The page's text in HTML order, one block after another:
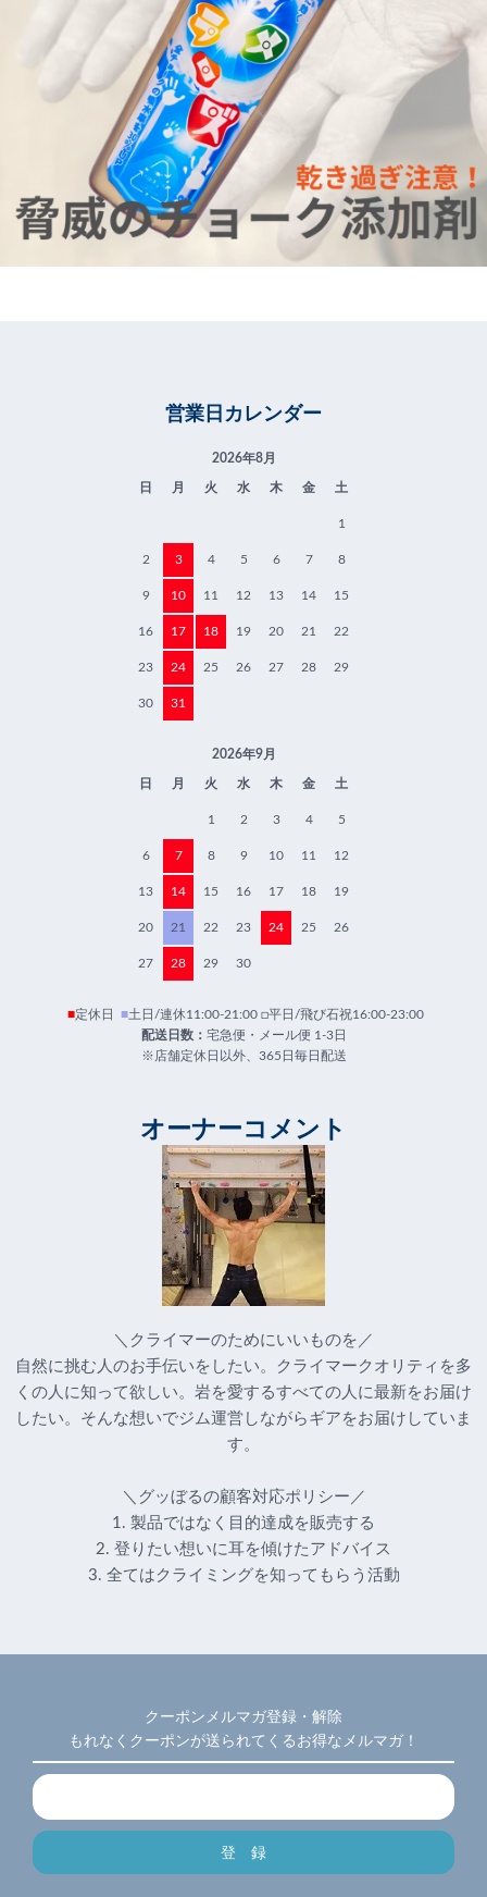
営業日カレンダー
2026年8月
日 月 火 水 木 金 土
1
2 3 4 5 6 7 8
9 10 11 12 13 14 15
16 17 18 19 20 21 22
23 24 25 26 27 28 29
30 31
2026年9月
日 月 火 水 木 金 土
1 2 3 4 5
6 7 8 9 10 11 12
13 14 15 16 17 18 19
20 21 22 23 24 25 26
27 28 29 30
■定休日 ■土日/連休11:00-21:00 □平日/飛び石祝16:00-23:00
配送日数： 宅急便・メール便 1-3日
※店舗定休日以外、365日毎日配送
オーナーコメント
＼クライマーのためにいいものを／
自然に挑む人のお手伝いをしたい。クライマークオリティを多
くの人に知って欲しい。岩を愛するすべての人に最新をお届け
したい。そんな想いでジム運営しながらギアをお届けしていま
す。
＼グッぼるの顧客対応ポリシー／
1. 製品ではなく目的達成を販売する
2. 登りたい想いに耳を傾けたアドバイス
3. 全てはクライミングを知ってもらう活動
クーポンメルマガ登録・解除
もれなくクーポンが送られてくるお得なメルマガ！